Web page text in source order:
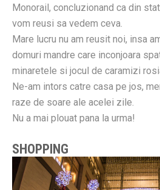
Monorail, concluzionand ca din
vom reusi sa vedem ceva.
Mare lucru nu am reusit noi, insa
domuri mandre care inconjoara
minaretele si jocul de caramizi
Ne-am intors catre casa pe jos,
raze de soare ale acelei zile.
Nu a mai plouat pana la urma!
SHOPPING